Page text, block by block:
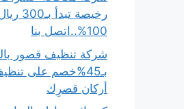
رخيصة
100%..اتصل بنا
شركة تنظيف قصور
بـ45%خصم على
أركان قصرِك